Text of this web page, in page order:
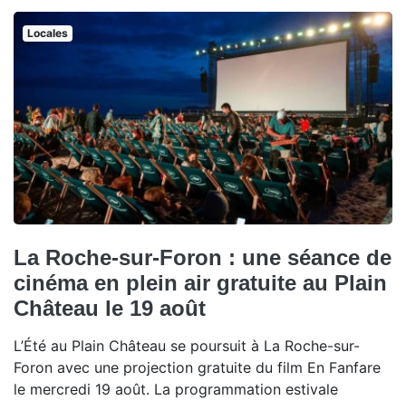
Locales
La Roche-sur-Foron : une séance de
cinéma en plein air gratuite au Plain
Château le 19 août
L’Été au Plain Château se poursuit à La Roche-sur-
Foron avec une projection gratuite du film En Fanfare
le mercredi 19 août. La programmation estivale